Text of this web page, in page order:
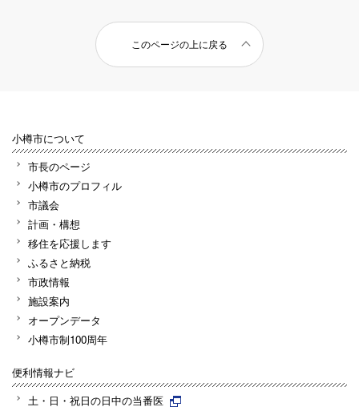
このページの上に戻る
小樽市について
市長のページ
小樽市のプロフィル
市議会
計画・構想
移住を応援します
ふるさと納税
市政情報
施設案内
オープンデータ
小樽市制100周年
便利情報ナビ
土・日・祝日の日中の当番医